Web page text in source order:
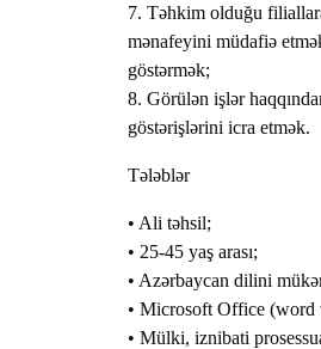
7. Təhkim olduğu
mənafeyini müdafiə
göstərmək;
8. Görülən işlər
göstərişlərini icra etmək.
Tələblər
• Ali təhsil;
• 25-45 yaş arası;
• Azərbaycan dilini
• Microsoft Office (word
• Mülki, iznibati